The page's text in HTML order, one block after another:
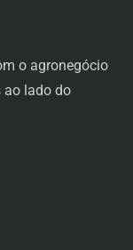
o agronegócio
ao lado do